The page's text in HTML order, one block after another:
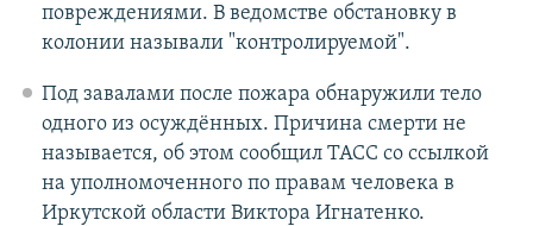
повреждениями. В ведомстве обстановку в
колонии называли "контролируемой".
Под завалами после пожара обнаружили тело
одного из осуждённых. Причина смерти не
называется, об этом сообщил ТАСС со ссылкой
на уполномоченного по правам человека в
Иркутской области Виктора Игнатенко.